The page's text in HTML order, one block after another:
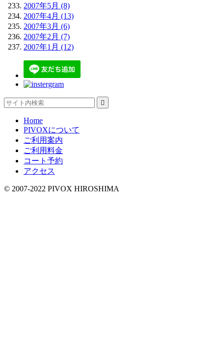
2007年5月 (8)
2007年4月 (13)
2007年3月 (6)
2007年2月 (7)
2007年1月 (12)

Home
PIVOXについて
ご利用案内
ご利用料金
コート予約
アクセス
© 2007-2022 PIVOX HIROSHIMA